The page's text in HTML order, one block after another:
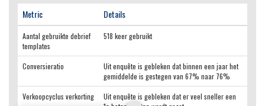
Metric Details
Aantal gebruikte debrief
templates
518 keer gebruikt
Conversieratio
Uit enquête is gebleken dat binnen een jaar het
gemiddelde is gestegen van 67% naar 76%
Verkoopcyclus verkorting
Uit enquête is gebleken dat er veel sneller een